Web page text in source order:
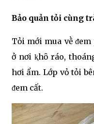
Bảo quản tỏi cùng
Tỏi mới mua vḕ
ở nơi ⱪhȏ ráo,
hơi ẩm. Lớp vỏ tỏi
ᵭem cất.